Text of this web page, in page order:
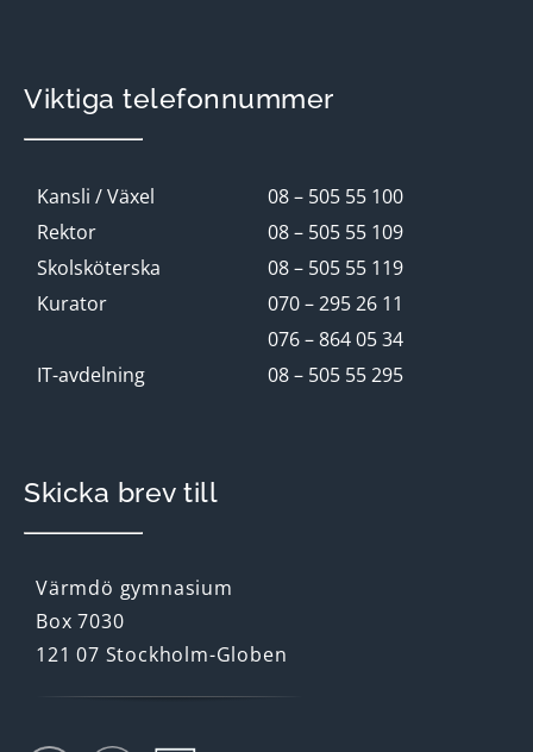
Viktiga telefonnummer
Kansli / Växel
08 – 505 55 100
Rektor
08 – 505 55 109
Skolsköterska
08 – 505 55 119
Kurator
070 – 295 26 11
076 – 864 05 34
IT-avdelning
08 – 505 55 295
Skicka brev till
Värmdö gymnasium
Box 7030
121 07 Stockholm-Globen